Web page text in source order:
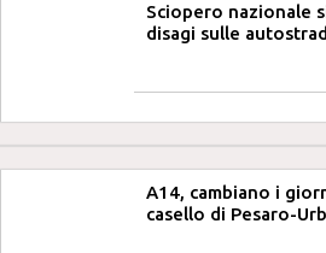
Sciopero nazionale
disagi sulle
A14, cambiano i
casello di Pesaro-